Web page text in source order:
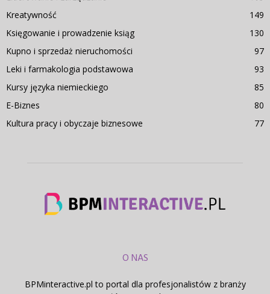
Kreatywność
149
Księgowanie i prowadzenie ksiąg
130
Kupno i sprzedaż nieruchomości
97
Leki i farmakologia podstawowa
93
Kursy języka niemieckiego
85
E-Biznes
80
Kultura pracy i obyczaje biznesowe
77
O NAS
BPMinteractive.pl to portal dla profesjonalistów z branży